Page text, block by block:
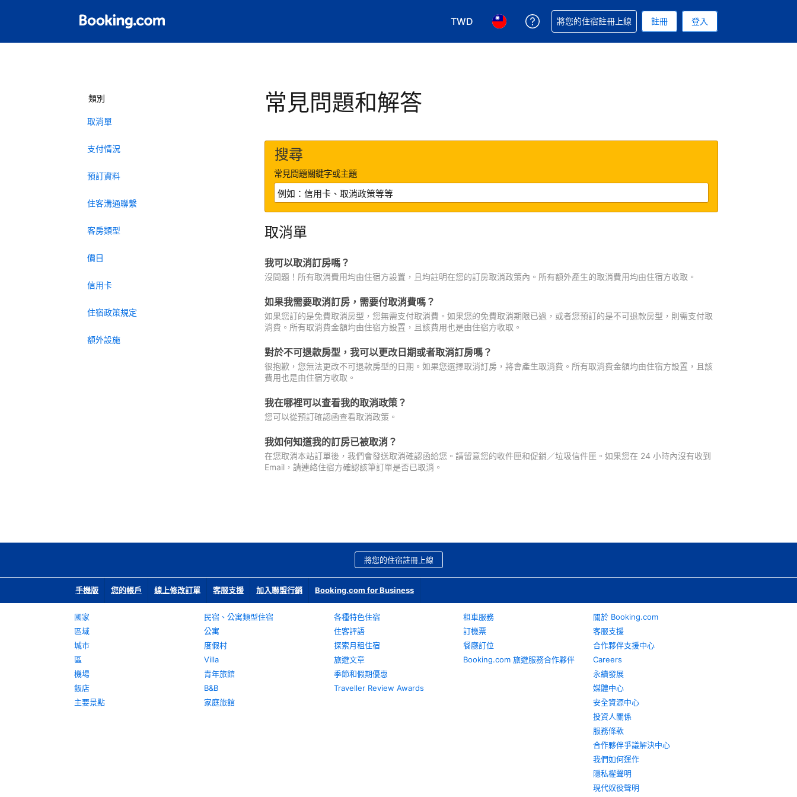
TWD
選擇您使用的幣別. 您現在所使用的幣別為新台幣
選擇您使用的語言. 您目前所選的語言是繁體中文
取得訂單相關協助
將您的住宿註冊上線 註冊 登入
類別
取消單
支付情況
預訂資料
住客溝通聯繫
客房類型
價目
信用卡
住宿政策規定
額外設施
常見問題和解答
搜尋
常見問題關鍵字或主題
取消單
我可以取消訂房嗎？
沒問題！所有取消費用均由住宿方設置，且均註明在您的訂房取消政策內。所有額外產生的取消費用均由住宿方收取。
如果我需要取消訂房，需要付取消費嗎？
如果您訂的是免費取消房型，您無需支付取消費。如果您的免費取消期限已過，或者您預訂的是不可退款房型，則需支付取
消費。所有取消費金額均由住宿方設置，且該費用也是由住宿方收取。
對於不可退款房型，我可以更改日期或者取消訂房嗎？
很抱歉，您無法更改不可退款房型的日期。如果您選擇取消訂房，將會產生取消費。所有取消費金額均由住宿方設置，且該
費用也是由住宿方收取。
我在哪裡可以查看我的取消政策？
您可以從預訂確認函查看取消政策。
我如何知道我的訂房已被取消？
在您取消本站訂單後，我們會發送取消確認函給您。請留意您的收件匣和促銷／垃圾信件匣。如果您在 24 小時內沒有收到
Email，請連絡住宿方確認該筆訂單是否已取消。
將您的住宿註冊上線
手機版 您的帳戶 線上修改訂單 客服支援 加入聯盟行銷 Booking.com for Business
國家
區域
城市
區
機場
飯店
主要景點
民宿、公寓類型住宿
公寓
度假村
Villa
青年旅館
B&B
家庭旅館
各種特色住宿
住客評語
探索月租住宿
旅遊文章
季節和假期優惠
Traveller Review Awards
租車服務
訂機票
餐廳訂位
Booking.com 旅遊服務合作夥伴
關於 Booking.com
客服支援
合作夥伴支援中心
Careers
永續發展
媒體中心
安全資源中心
投資人關係
服務條款
合作夥伴爭議解決中心
我們如何運作
隱私權聲明
現代奴役聲明